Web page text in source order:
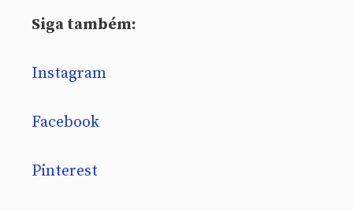
Siga também:
Instagram
Facebook
Pinterest